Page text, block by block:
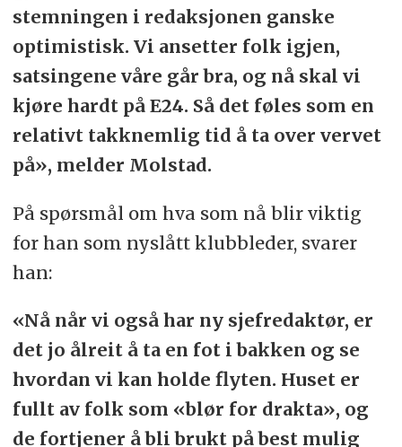
stemningen i redaksjonen ganske
optimistisk. Vi ansetter folk igjen,
satsingene våre går bra, og nå skal vi
kjøre hardt på E24. Så det føles som en
relativt takknemlig tid å ta over vervet
på», melder Molstad.
På spørsmål om hva som nå blir viktig
for han som nyslått klubbleder, svarer
han:
«Nå når vi også har ny sjefredaktør, er
det jo ålreit å ta en fot i bakken og se
hvordan vi kan holde flyten. Huset er
fullt av folk som «blør for drakta», og
de fortjener å bli brukt på best mulig